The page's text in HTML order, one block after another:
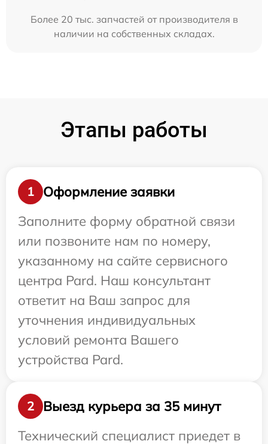
Более 20 тыс. запчастей от производителя в
наличии на собственных складах.
Этапы работы
1
Оформление заявки
Заполните форму обратной связи
или позвоните нам по номеру,
указанному на сайте сервисного
центра Pard. Наш консультант
ответит на Ваш запрос для
уточнения индивидуальных
условий ремонта Вашего
устройства Pard.
2
Выезд курьера за 35 минут
Технический специалист приедет в